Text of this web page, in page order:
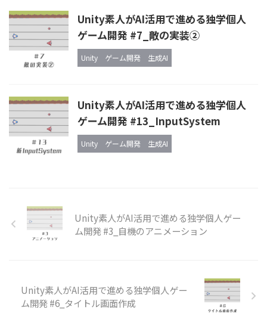
Unity素人がAI活用で進める独学個人
ゲーム開発 #7_敵の実装②
Unity ゲーム開発 生成AI
Unity素人がAI活用で進める独学個人
ゲーム開発 #13_InputSystem
Unity ゲーム開発 生成AI
Unity素人がAI活用で進める独学個人ゲー
ム開発 #3_自機のアニメーション
Unity素人がAI活用で進める独学個人ゲー
ム開発 #6_タイトル画面作成